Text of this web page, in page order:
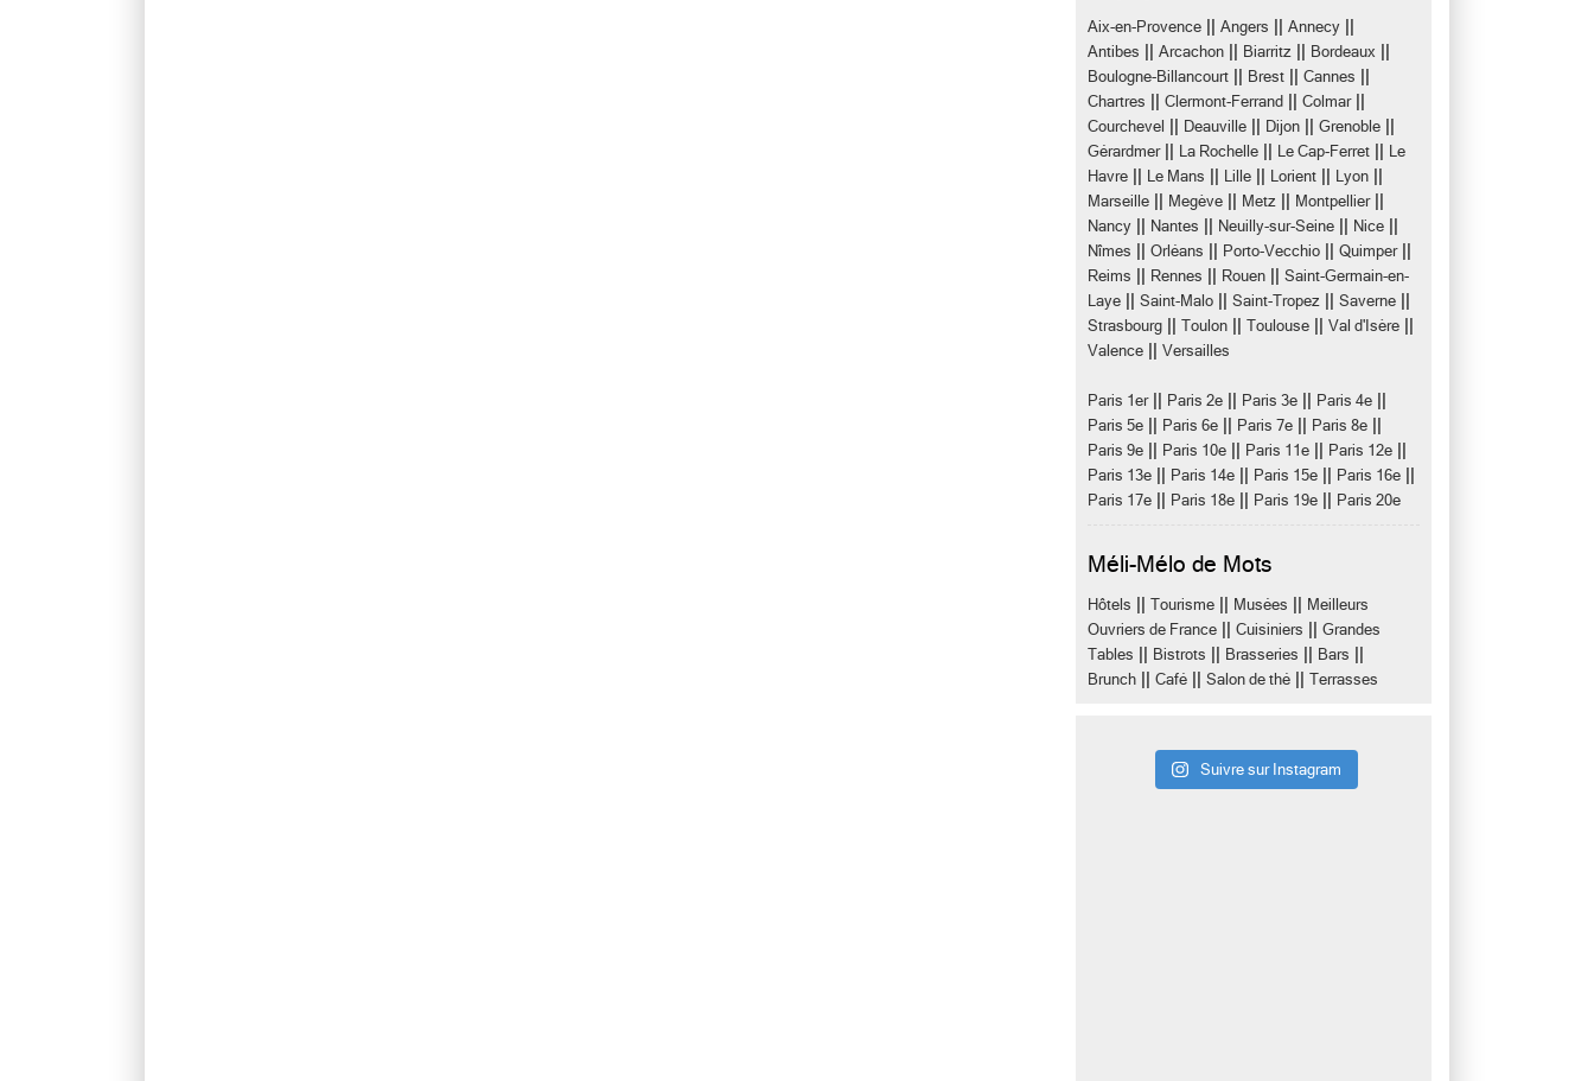
Aix-en-Provence Angers Annecy
Antibes Arcachon Biarritz Bordeaux
Boulogne-Billancourt Brest Cannes
Chartres Clermont-Ferrand Colmar||
Courchevel Deauville Dijon Grenoble
Gérardmer|| La Rochelle Le Cap-Ferret
Le
Havre
Le Mans Lille Lorient Lyon
Marseille Megève Metz Montpellier||
Nancy Nantes Neuilly-sur-Seine Nice
Nîmes Orléans Porto-Vecchio Quimper||
Reims Rennes Rouen
Saint-Germain-en-
Laye
Saint-Malo Saint-Tropez Saverne
Strasbourg Toulon Toulouse Val d'Isère
Valence Versailles
Paris 1er|| Paris 2e Paris 3e Paris 4e
Paris 5e Paris 6e Paris 7e Paris 8e
Paris 9e Paris 10e Paris 11e Paris 12e
Paris 13e Paris 14e Paris 15e Paris 16e
Paris 17e Paris 18e Paris 19e Paris 20e
Méli-Mélo de Mots
Hôtels Tourisme Musées
Meilleurs
Ouvriers de France
Cuisiniers
Grandes
Tables
Bistrots Brasseries Bars
Brunch Café Salon de thé Terrasses
Suivre sur Instagram